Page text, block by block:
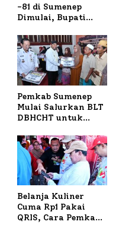
-81 di Sumenep
Dimulai, Bupati
Doa untuk Korban
Kapal Terbakar
Pemkab Sumenep
Mulai Salurkan BLT
DBHCHT untuk
Tani Tembakau
Belanja Kuliner
Cuma Rp1 Pakai
QRIS, Cara Pemkab